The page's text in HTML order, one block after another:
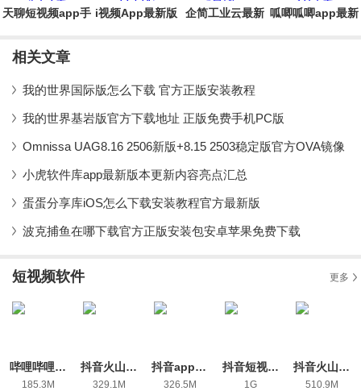
天聊短视频app手 i视频App最新版
企简工业云最新 呱唧呱唧app最新
相关文章
我的世界国际版怎么下载 官方正版安装教程
我的世界基岩版官方下载地址 正版免费手机PC版
Omnissa UAG8.16 2506新版+8.15 2503稳定版官方OVA镜像
小虎软件库app最新版本更新内容亮点汇总
蛋蛋分享库iOS怎么下载安装教程官方最新版
波克捕鱼在哪下载官方正版安装包安卓苹果免费下载
短视频软件 更多
哔哩哔哩HD版官方版
185.3M
抖音火山版(火山小视频)最新版
329.1M
抖音app2026最新版
326.5M
抖音短视频2026最新版
1G
抖音火山版ios版官方版
510.9M